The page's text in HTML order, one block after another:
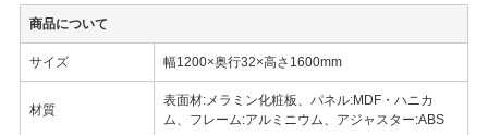
商品について
サイズ 幅1200×奥行32×高さ1600mm
材質
表面材:メラミン化粧板、パネル:MDF・ハニカ
ム、フレーム:アルミニウム、アジャスター:ABS